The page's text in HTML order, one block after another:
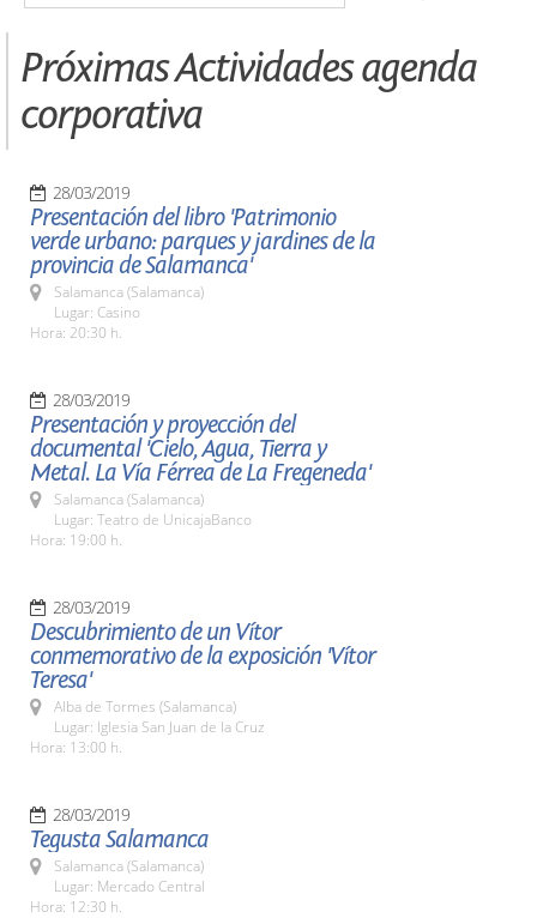
Próximas Actividades agenda
corporativa
28/03/2019
Presentación del libro 'Patrimonio
verde urbano: parques y jardines de la
provincia de Salamanca'
Salamanca (Salamanca)
Lugar: Casino
Hora: 20:30 h.
28/03/2019
Presentación y proyección del
documental 'Cielo, Agua, Tierra y
Metal. La Vía Férrea de La Fregeneda'
Salamanca (Salamanca)
Lugar: Teatro de UnicajaBanco
Hora: 19:00 h.
28/03/2019
Descubrimiento de un Vítor
conmemorativo de la exposición 'Vítor
Teresa'
Alba de Tormes (Salamanca)
Lugar: Iglesia San Juan de la Cruz
Hora: 13:00 h.
28/03/2019
Tegusta Salamanca
Salamanca (Salamanca)
Lugar: Mercado Central
Hora: 12:30 h.